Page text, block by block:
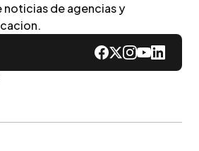
noticias de agencias y